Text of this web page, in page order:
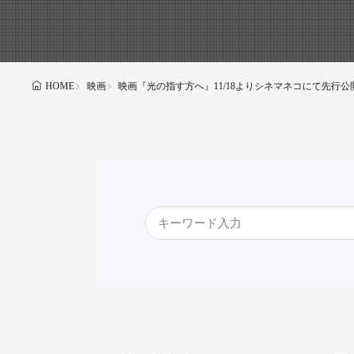
HOME 映画 映画『光の指す方へ』11/18よりシネマネコにて先行